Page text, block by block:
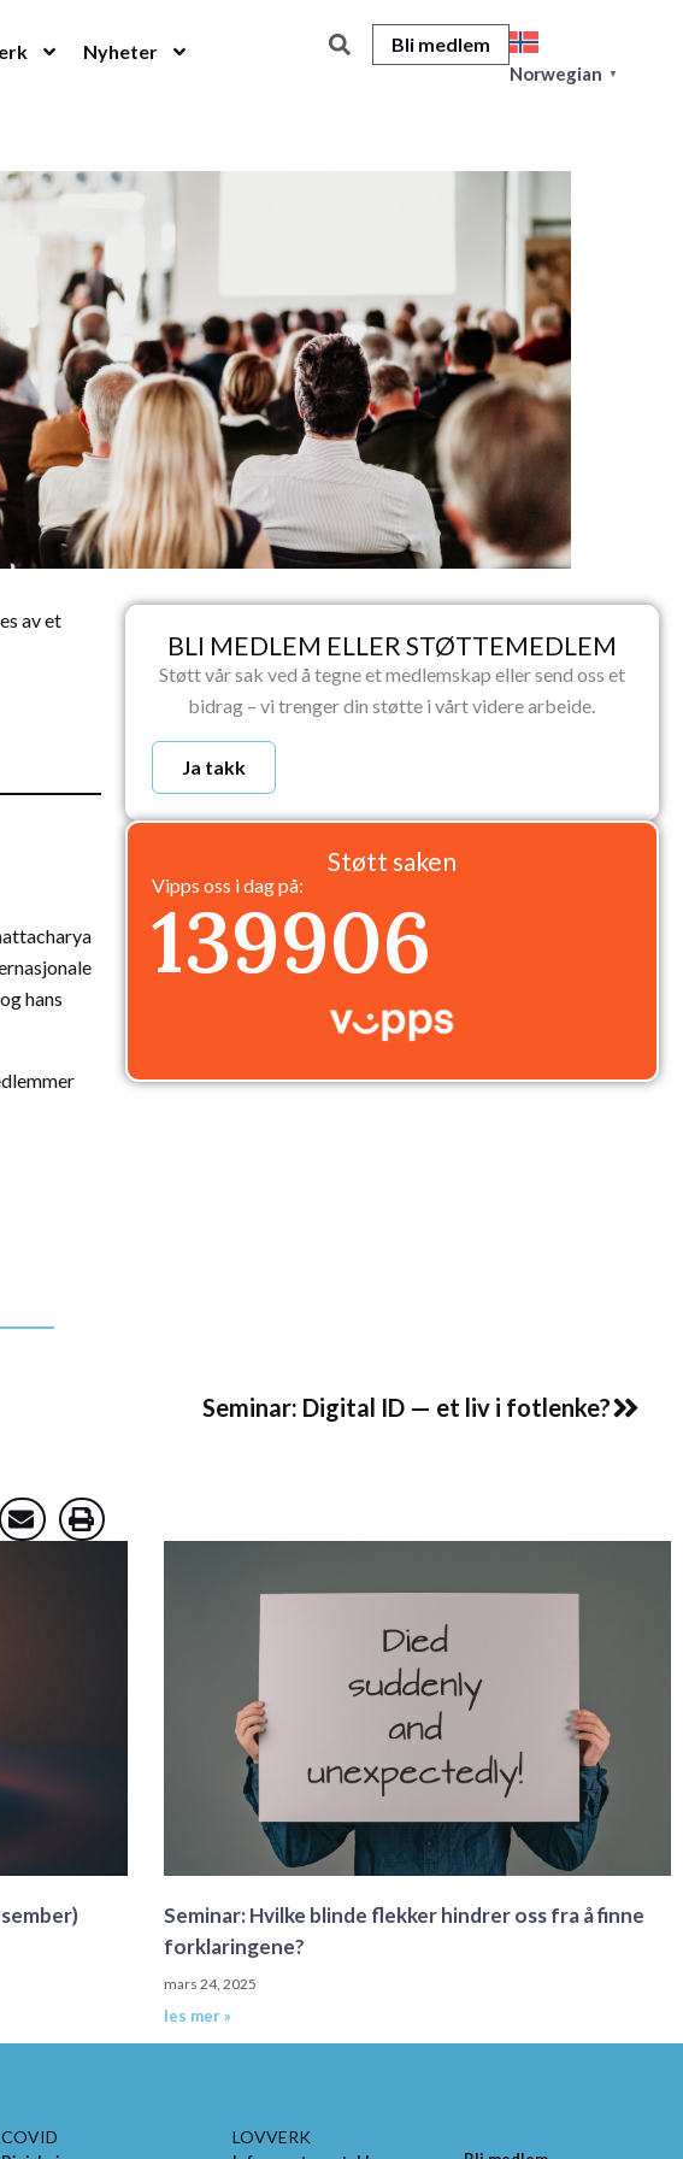
Nyheter Bli medlem
Norwegian ▼
av et
hans
BLI MEDLEM ELLER STØTTEMEDLEM
Støtt vår sak ved å tegne et medlemskap eller send oss et
bidrag – vi trenger din støtte i vårt videre arbeide.
Ja takk
Støtt saken
Vipps oss i dag på:
139906
Seminar: Digital ID — et liv i fotlenke?
Seminar: Hvilke blinde flekker hindrer oss fra å finne
forklaringene?
mars 24, 2025
les mer »
COVID LOVVERK